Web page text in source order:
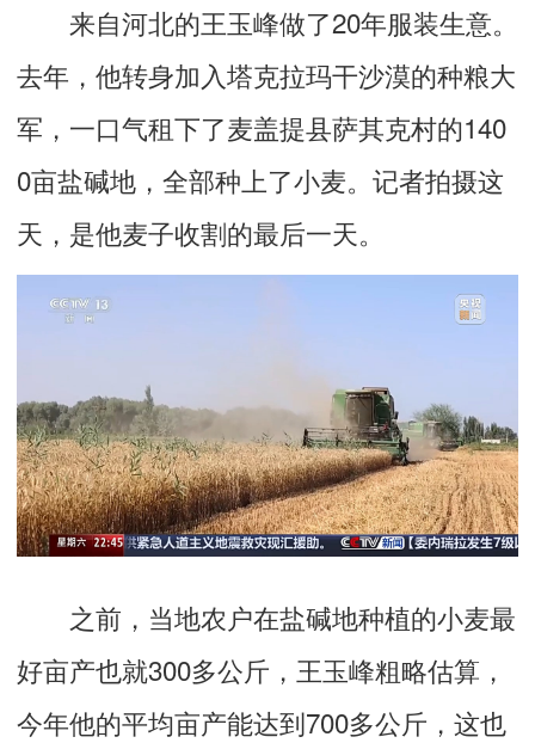
来自河北的王玉峰做了20年服装生意。
去年，他转身加入塔克拉玛干沙漠的种粮大
军，一口气租下了麦盖提县萨其克村的140
0亩盐碱地，全部种上了小麦。记者拍摄这
天，是他麦子收割的最后一天。
之前，当地农户在盐碱地种植的小麦最
好亩产也就300多公斤，王玉峰粗略估算，
今年他的平均亩产能达到700多公斤，这也